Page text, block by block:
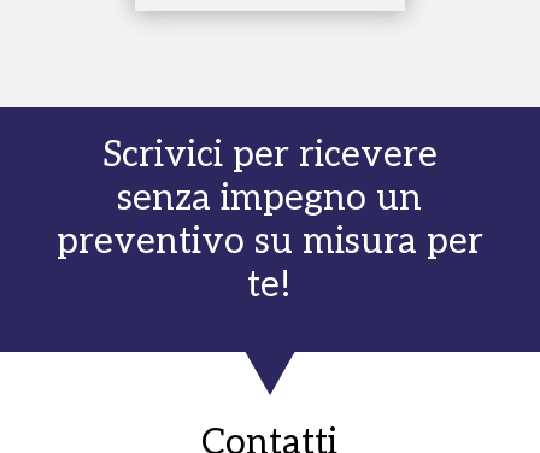
Scrivici per ricevere
senza impegno un
preventivo su misura per
te!
Contatti